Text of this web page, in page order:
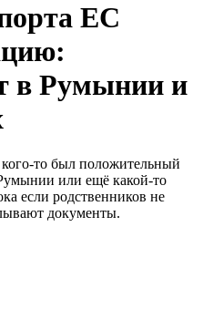
ЕС
в Румынии и
то был положительный
или ещё какой-то
если родственников не
документы.